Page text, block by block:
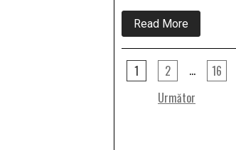
Read More
A
început!
dușmani
pe
și-
Paginație
articole
1 2 …
16
Următor